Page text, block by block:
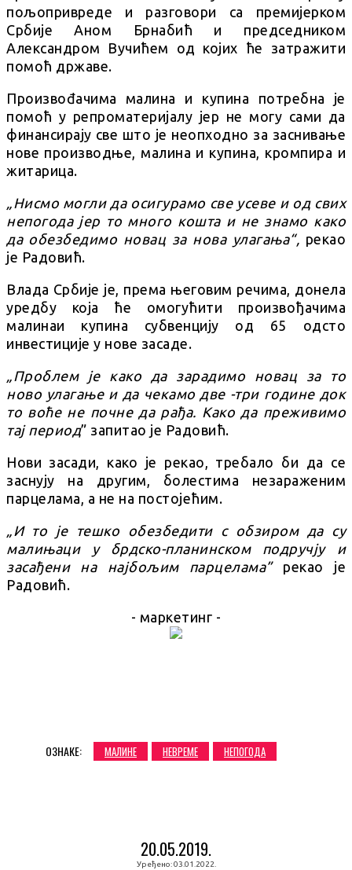
пољопривреде и разговори са премијерком
Србије Аном Брнабић и председником
Александром Вучићем од којих ће затражити
помоћ државе.
Произвоđачима малина и купина потребна је
помоћ у репроматеријалу јер не могу сами да
финансирају све што је неопходно за заснивање
нове производње, малина и купина, кромпира и
житарица.
„Нисмо могли да осигурамо све усеве и од свих
непогода јер то много кошта и не знамо како
да обезбедимо новац за нова улагања“, рекао
је Радовић.
Влада Србије је, према његовим речима, донела
уредбу која ће омогућити произвођачима
малинаи купина субвенцију од 65 одсто
инвестиције у нове засаде.
„Проблем је како да зарадимо новац за то
ново улагање и да чекамо две -три године док
то воће не почне да рађа. Како да преживимо
тај период” запитао је Радовић.
Нови засади, како је рекао, требало би да се
заснују на другим, болестима незараженим
парцелама, а не на постојећим.
„И то је тешко обезбедити с обзиром да су
малињаци у брдско-планинском подручју и
засађени на најбољим парцелама”рекао је
Радовић.
- маркетинг -
ОЗНАКЕ: МАЛИНЕ НЕВРЕМЕ НЕПОГОДА
20.05.2019.
Уређено: 03.01.2022.